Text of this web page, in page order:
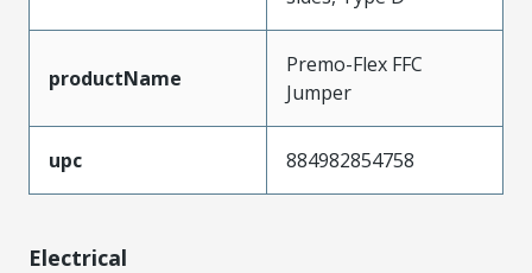
productName
Premo-Flex FFC
Jumper
upc 884982854758
Electrical